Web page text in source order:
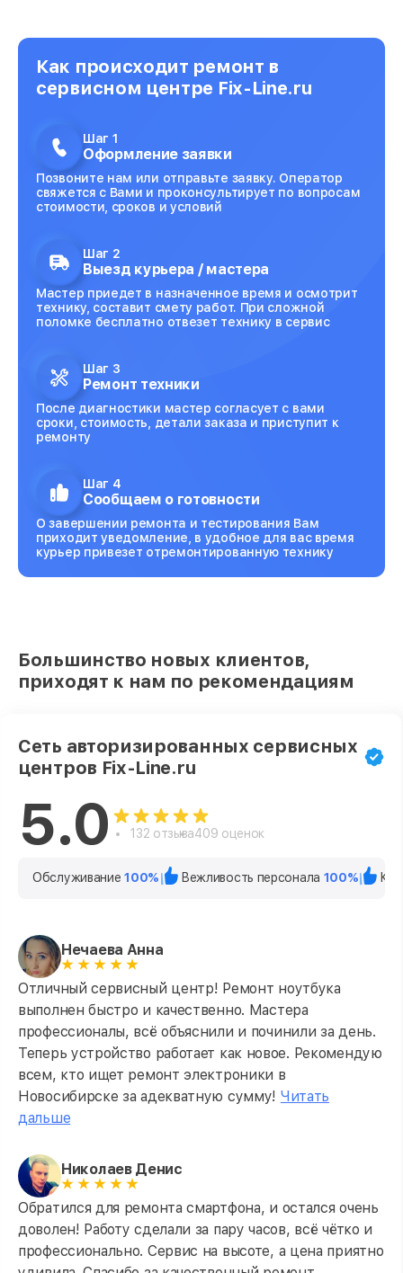
Как происходит ремонт в
сервисном центре Fix-Line.ru
Шаг 1
Оформление заявки
Позвоните нам или отправьте заявку. Оператор
свяжется с Вами и проконсультирует по вопросам
стоимости, сроков и условий
Шаг 2
Выезд курьера / мастера
Мастер приедет в назначенное время и осмотрит
технику, составит смету работ. При сложной
поломке бесплатно отвезет технику в сервис
Шаг 3
Ремонт техники
После диагностики мастер согласует с вами
сроки, стоимость, детали заказа и приступит к
ремонту
Шаг 4
Сообщаем о готовности
О завершении ремонта и тестирования Вам
приходит уведомление, в удобное для вас время
курьер привезет отремонтированную технику
Большинство новых клиентов,
приходят к нам по рекомендациям
Сеть авторизированных сервисных
центров Fix-Line.ru
5.0 132 отзыва409 оценок
Обслуживание100% Вежливость персонала 100%
Нечаева Анна
Отличный сервисный центр! Ремонт ноутбука
выполнен быстро и качественно. Мастера
профессионалы, всё объяснили и починили за день.
Теперь устройство работает как новое. Рекомендую
всем, кто ищет ремонт электроники в
Новосибирске за адекватную сумму! Читать
дальше
Николаев Денис
Обратился для ремонта смартфона, и остался очень
доволен! Работу сделали за пару часов, всё чётко и
профессионально. Сервис на высоте, а цена приятно